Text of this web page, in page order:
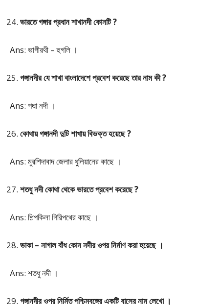
ভারতে গঙ্গার প্রধান শাখানদী কোনটি ?
Ans: ভাগীরথী – হুগলি ।
গঙ্গানদীর যে শাখা বাংলাদেশে প্রবেশ করেছে তার নাম কী ?
Ans: পদ্মা নদী ।
কোথায় গঙ্গানদী দুটি শাখায় বিভক্ত হয়েছে ?
Ans: মুরশিদাবাদ জেলার ধুলিয়ানের কাছে ।
শতধু নদী কোথা থেকে ভারতে প্রবেশ করেছে ?
Ans: শিল্পকিলা গিরিপথের কাছে ।
ভাকা – নাগাল বাঁধ কোন নদীর ওপর নির্মাণ করা হয়েছে ।
Ans: শতধু নদী ।
গঙ্গানদীর ওপর নির্মিত পশ্চিমবঙ্গের একটি বাসের নাম লেখো ।